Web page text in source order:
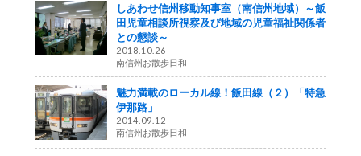
しあわせ信州移動知事室（南信州地域）～飯
田児童相談所視察及び地域の児童福祉関係者
との懇談～
2018.10.26
南信州お散歩日和
魅力満載のローカル線！飯田線（２）「特急
伊那路」
2014.09.12
南信州お散歩日和